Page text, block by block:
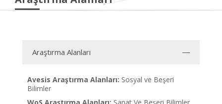
Araştırma Alanları
Avesis Araştırma Alanları: Sosyal ve Beşeri
Bilimler